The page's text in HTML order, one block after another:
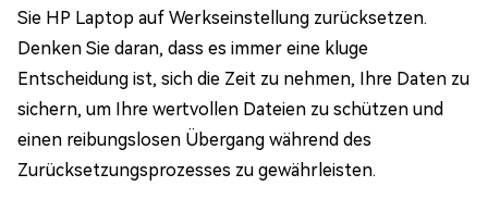
Sie HP Laptop auf Werkseinstellung zurücksetzen.
Denken Sie daran, dass es immer eine kluge
Entscheidung ist, sich die Zeit zu nehmen, Ihre Daten zu
sichern, um Ihre wertvollen Dateien zu schützen und
einen reibungslosen Übergang während des
Zurücksetzungsprozesses zu gewährleisten.